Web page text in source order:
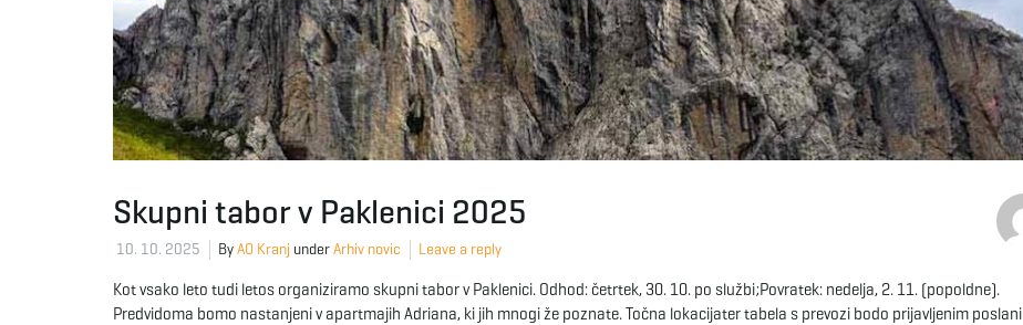
Skupni tabor v Paklenici 2025
10. 10. 2025 ByAO Kranj underArhiv novic Leave a reply
Kot vsako leto tudi letos organiziramo skupni tabor v Paklenici. Odhod: četrtek, 30. 10. po službi;Povratek: nedelja, 2. 11. (popoldne).
Predvidoma bomo nastanjeni v apartmajih Adriana, ki jih mnogi že poznate. Točna lokacijater tabela s prevozi bodo prijavljenim poslani